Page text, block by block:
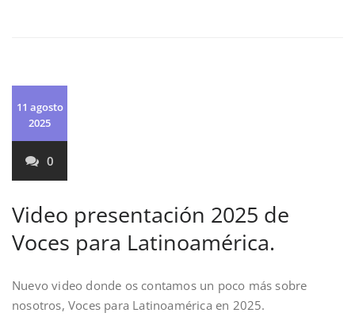
11 agosto
2025
0
Video presentación 2025 de
Voces para Latinoamérica.
Nuevo video donde os contamos un poco más sobre
nosotros, Voces para Latinoamérica en 2025.